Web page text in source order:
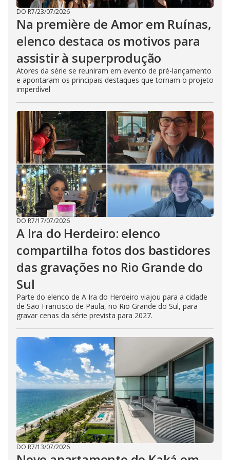
DO R7/23/07/2026
Na première de Amor em Ruínas,
elenco destaca os motivos para
assistir à superprodução
Atores da série se reuniram em evento de pré-lançamento
e apontaram os principais destaques que tornam o projeto
imperdível
DO R7/17/07/2026
A Ira do Herdeiro: elenco
compartilha fotos dos bastidores
das gravações no Rio Grande do
Sul
Parte do elenco de A Ira do Herdeiro viajou para a cidade
de São Francisco de Paula, no Rio Grande do Sul, para
gravar cenas da série prevista para 2027.
DO R7/13/07/2026